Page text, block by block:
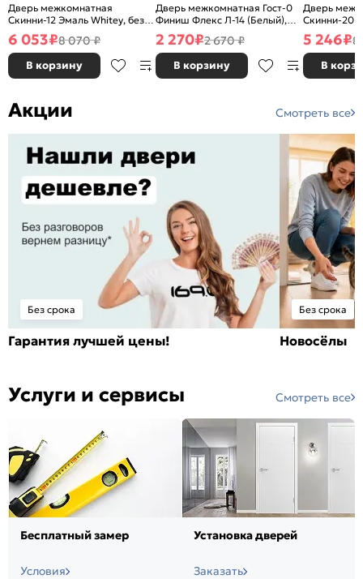
Дверь межкомнатная
Скинни-12 Эмаль Whitey, без
декора, глухая, без стекла,
без кромки, скиновая
6 053₽8 070 ₽
В корзину
Дверь межкомнатная Гост-0
Финиш Флекс Л-14 (Белый),
глухая, каркасно-щитовая
2 270₽2 670 ₽
В корзину
Дверь
Скинни-20
декора,
без кромки,
5 246₽8
В
Акции Смотреть все
Без срока
Гарантия лучшей цены!
Без срока
Новосёлы
Услуги и сервисы Смотреть все
Бесплатный замер
Условия
Установка дверей
Заказать